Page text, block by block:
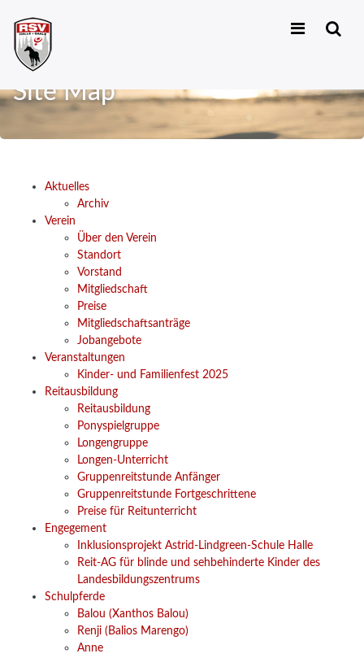
Zum
springen
Site Map
Aktuelles
Archiv
Verein
Über den Verein
Standort
Vorstand
Mitgliedschaft
Preise
Mitgliedschaftsanträge
Jobangebote
Veranstaltungen
Kinder- und Familienfest 2025
Reitausbildung
Reitausbildung
Ponyspielgruppe
Longengruppe
Longen-Unterricht
Gruppenreitstunde Anfänger
Gruppenreitstunde Fortgeschrittene
Preise für Reitunterricht
Engegement
Inklusionsprojekt Astrid-Lindgreen-Schule Halle
Reit-AG für blinde und sehbehinderte Kinder des
Landesbildungszentrums
Schulpferde
Balou (Xanthos Balou)
Renji (Balios Marengo)
Anne